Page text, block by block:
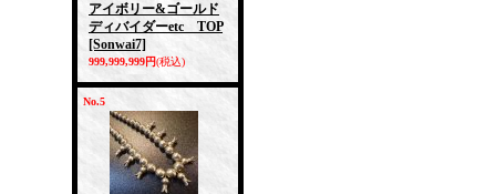
アイボリー&ゴールド
ディバイダーetc TOP
[Sonwai7]
999,999,999円(税込)
No.5